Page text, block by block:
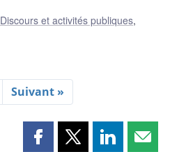
Discours et activités publiques,
Suivant »
PartagerPartagerPartager